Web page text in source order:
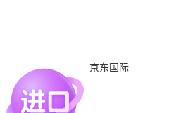
京东国际